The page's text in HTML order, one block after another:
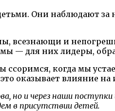
Они наблюдают
всезнающи и
— для них лидеры,
ссоримся, когда мы
оказывает влияние на
но и через наши
в присутствии детей.